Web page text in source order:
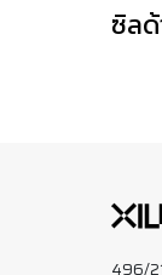
ซิล
496/